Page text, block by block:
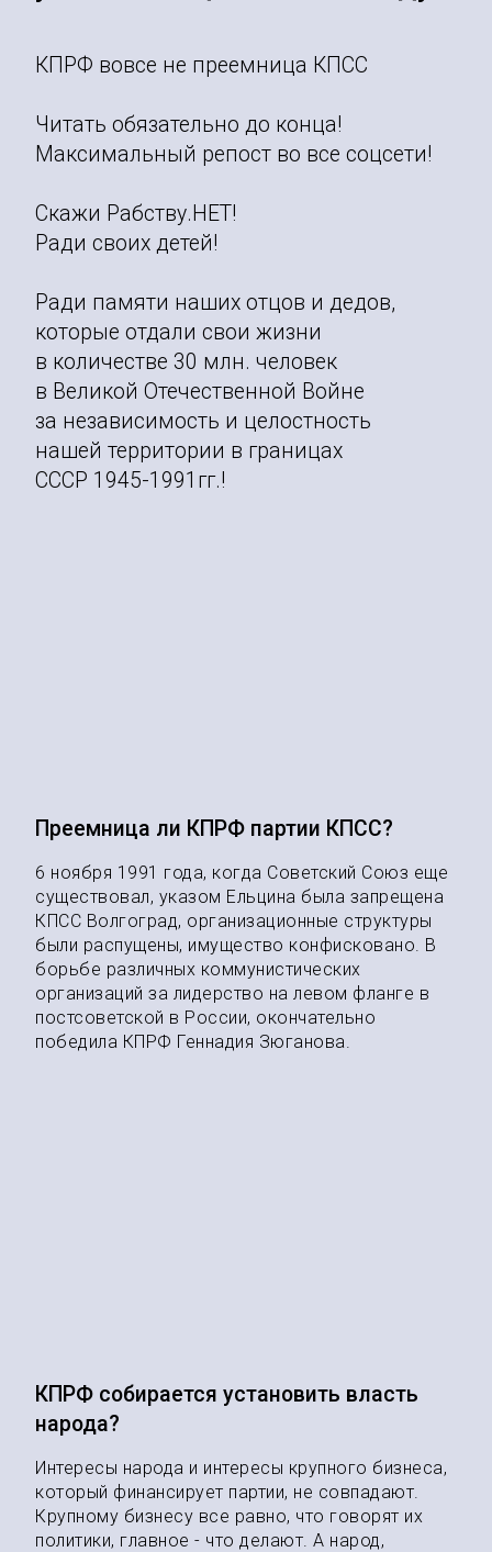
КПРФ вовсе не преемница КПСС
Читать обязательно до конца!
Максимальный репост во все соцсети!
Скажи Рабству.НЕТ!
Ради своих детей!
Ради памяти наших отцов и дедов,
которые отдали свои жизни
в количестве 30 млн. человек
в Великой Отечественной Войне
за независимость и целостность
нашей территории в границах
СССР 1945-1991гг.!
Преемница ли КПРФ партии КПСС?
6 ноября 1991 года, когда Советский Союз еще
существовал, указом Ельцина была запрещена
КПСС Волгоград, организационные структуры
были распущены, имущество конфисковано. В
борьбе различных коммунистических
организаций за лидерство на левом фланге в
постсоветской в России, окончательно
победила КПРФ Геннадия Зюганова.
КПРФ собирается установить власть
народа?
Интересы народа и интересы крупного бизнеса,
который финансирует партии, не совпадают.
Крупному бизнесу все равно, что говорят их
политики, главное - что делают. А народ,